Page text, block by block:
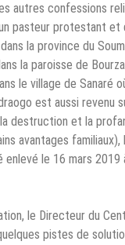
autres confessions
pasteur protestant
la province du
la paroisse de
le village de Sanaré
est aussi revenu
destruction et la
avantages
le 16 mars
le Directeur du
pistes de